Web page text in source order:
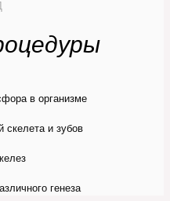
в организме
скелета и зубов
генеза